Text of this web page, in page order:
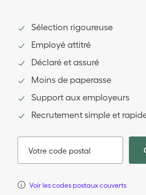
Sélection rigoureuse
Employé attitré
Déclaré et assuré
Moins de paperasse
Support aux employeurs
Recrutement simple et
Votre code postal
Voir les codes postaux couverts